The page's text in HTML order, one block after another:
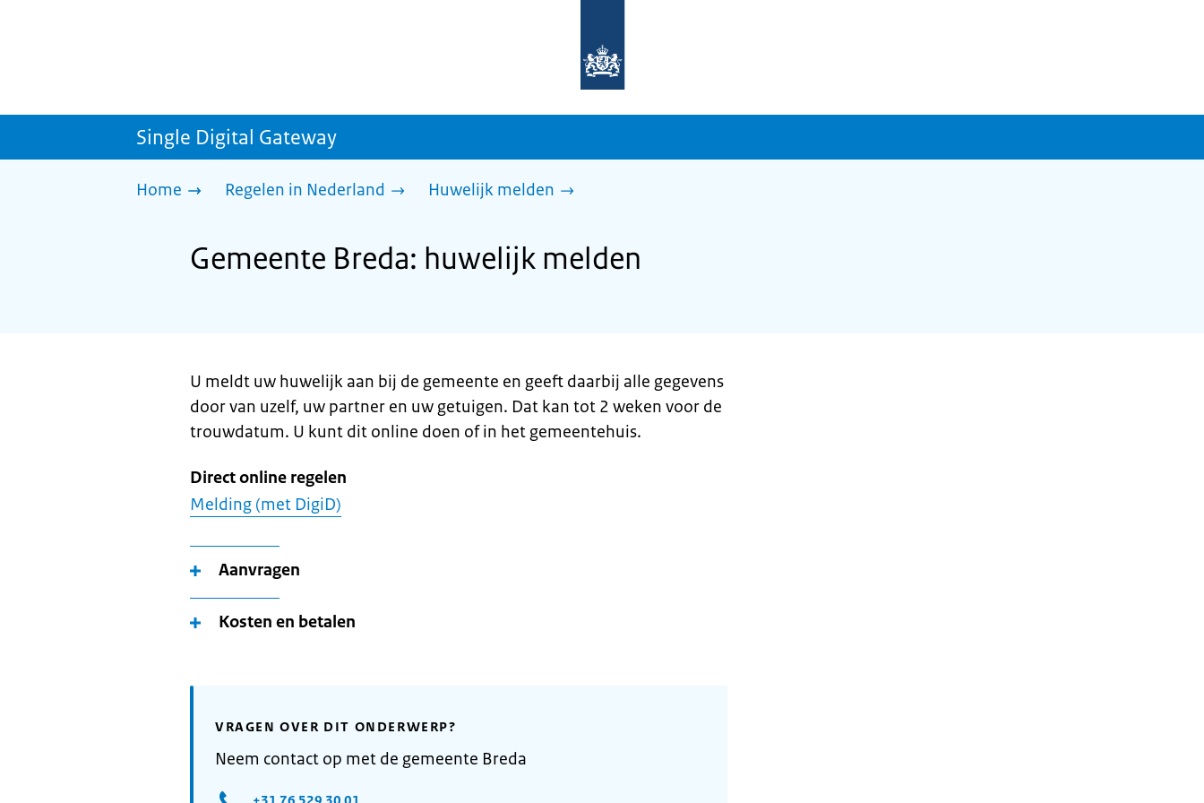
homepage
sdg.rijksoverheid.nl
Single Digital Gateway
Home Regelen in Nederland Huwelijk melden
Gemeente Breda: huwelijk melden
U meldt uw huwelijk aan bij de gemeente en geeft daarbij alle gegevens
door van uzelf, uw partner en uw getuigen. Dat kan tot 2 weken voor de
trouwdatum. U kunt dit online doen of in het gemeentehuis.
Direct online regelen
Melding (met DigiD)
Aanvragen
Kosten en betalen
VRAGEN OVER DIT ONDERWERP?
Neem contact op met de gemeente Breda